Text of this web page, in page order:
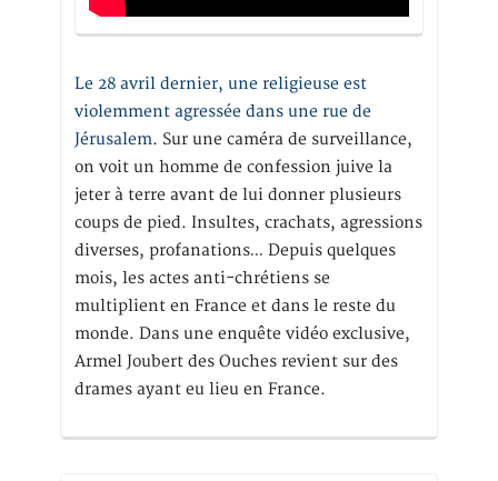
Le 28 avril dernier, une religieuse est
violemment agressée dans une rue de
Jérusalem. Sur une caméra de surveillance,
on voit un homme de confession juive la
jeter à terre avant de lui donner plusieurs
coups de pied. Insultes, crachats, agressions
diverses, profanations… Depuis quelques
mois, les actes anti-chrétiens se
multiplient en France et dans le reste du
monde. Dans une enquête vidéo exclusive,
Armel Joubert des Ouches revient sur des
drames ayant eu lieu en France.